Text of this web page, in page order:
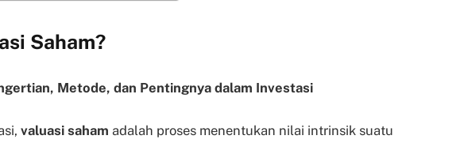
Saham?
Metode, dan Pentingnya dalam Investasi
valuasi saham adalah proses menentukan nilai intrinsik suatu